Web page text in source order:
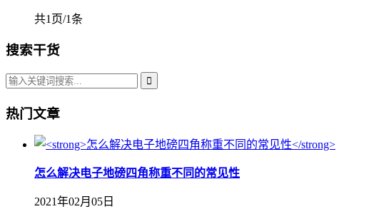
共1页/1条
搜索干货
热门文章
怎么解决电子地磅四角称重不同的常见性
2021年02月05日